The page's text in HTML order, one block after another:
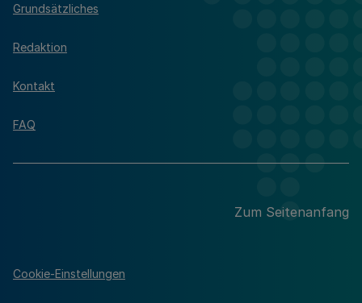
Grundsätzliches
Redaktion
Kontakt
FAQ
Zum Seitenanfang
Cookie-Einstellungen